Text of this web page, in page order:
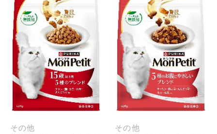
その他
その他